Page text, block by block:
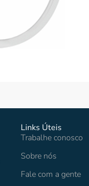
Links Úteis
Trabalhe conosco
Sobre nós
Fale com a gente